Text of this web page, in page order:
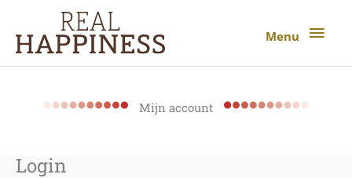
inhoud
Menu
Mijn account
Login